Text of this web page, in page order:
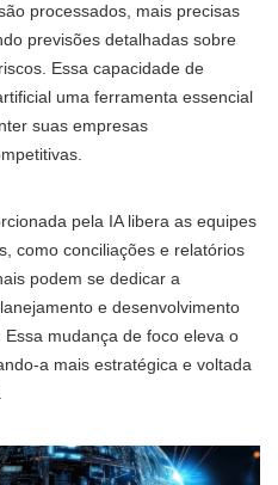
processados, mais precisas
previsões detalhadas sobre
Essa capacidade de
uma ferramenta essencial
suas empresas
pela IA libera as equipes
como conciliações e relatórios
podem se dedicar a
e desenvolvimento
mudança de foco eleva o
a mais estratégica e voltada